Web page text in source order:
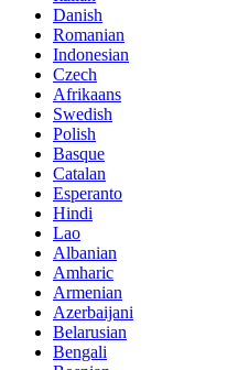
Danish
Romanian
Indonesian
Czech
Afrikaans
Swedish
Polish
Basque
Catalan
Esperanto
Hindi
Lao
Albanian
Amharic
Armenian
Azerbaijani
Belarusian
Bengali